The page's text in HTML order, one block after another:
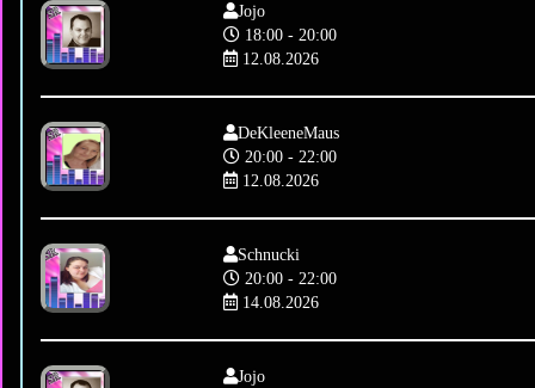
Jojo
18:00 - 20:00
12.08.2026
DeKleeneMaus
20:00 - 22:00
12.08.2026
Schnucki
20:00 - 22:00
14.08.2026
Jojo